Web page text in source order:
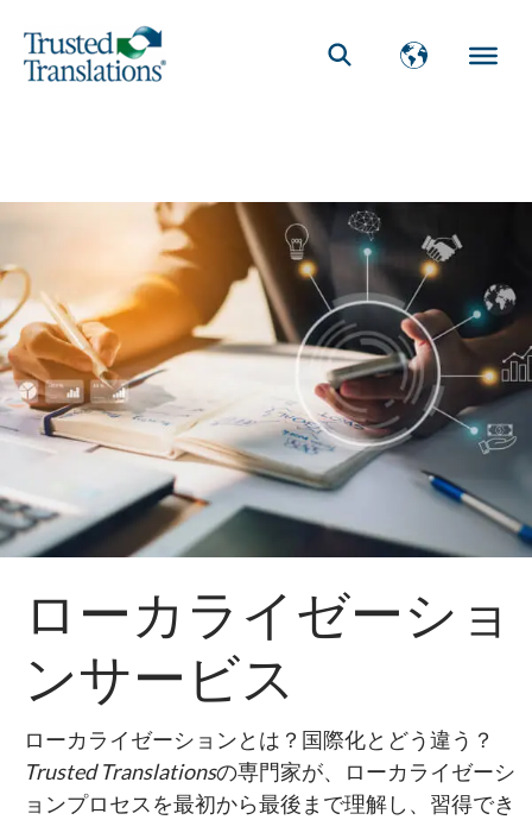
ローカライゼーショ
ンサービス
ローカライゼーションとは？国際化とどう違う？
Trusted Translationsの専門家が、ローカライゼーシ
ョンプロセスを最初から最後まで理解し、習得でき